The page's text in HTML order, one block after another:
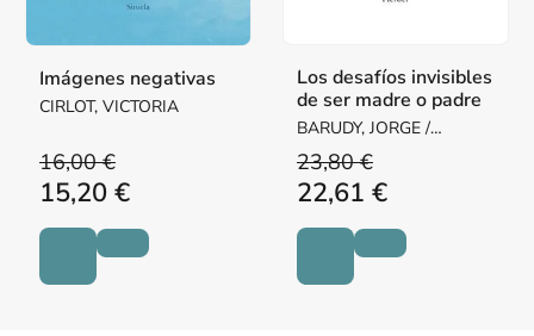
Imágenes negativas
CIRLOT, VICTORIA
16,00 €
15,20 €
Los desafíos invisibles
de ser madre o padre
BARUDY, JORGE /
DANTAGNAN, MARYORIE
23,80 €
22,61 €